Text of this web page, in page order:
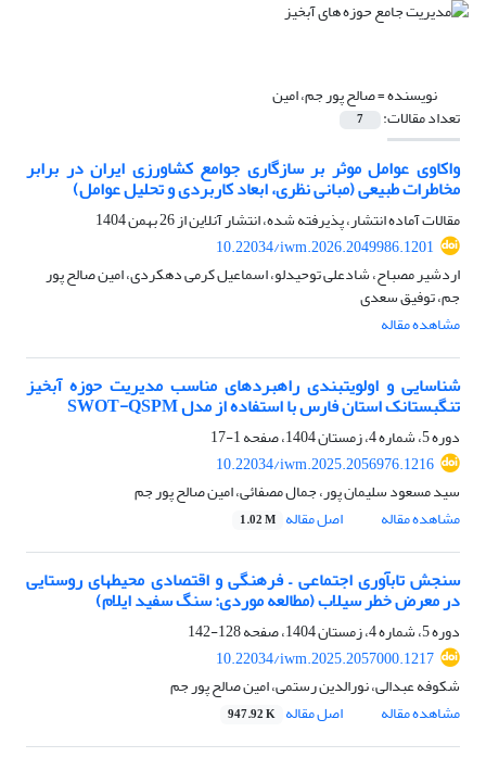
نویسنده =صالح پور جم، امین
تعداد مقالات: 7
واکاوی عوامل موثر بر سازگاری جوامع کشاورزی ایران در برابر
مخاطرات طبیعی (مبانی نظری، ابعاد کاربردی و تحلیل عوامل)
مقالات آماده انتشار، پذیرفته شده، انتشار آنلاین از26 بهمن 1404
10.22034/iwm.2026.2049986.1201
اردشیر مصباح، شادعلی توحیدلو، اسماعیل کرمی دهکردی، امین صالح پور
جم، توفیق سعدی
مشاهده مقاله
شناسایی و اولویت­بندی راهبردهای مناسب مدیریت حوزه آبخیز
تنگ­بستانک استان فارس با استفاده از مدل SWOT-QSPM
دوره 5، شماره 4، زمستان 1404، صفحه
1-17
10.22034/iwm.2025.2056976.1216
سید مسعود سلیمان پور، جمال مصفائی، امین صالح پور جم
مشاهده مقاله
اصل مقاله 1.02 M
سنجش تاب­آوری اجتماعی – فرهنگی و اقتصادی محیط­های روستایی
در معرض خطر سیلاب (مطالعه موردی: سنگ سفید ایلام)
دوره 5، شماره 4، زمستان 1404، صفحه
128-142
10.22034/iwm.2025.2057000.1217
شکوفه عبدالی، نورالدین رستمی، امین صالح پور جم
مشاهده مقاله
اصل مقاله 947.92 K